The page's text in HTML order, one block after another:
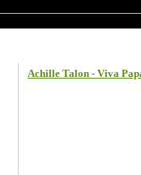
Achille Talon - Viva